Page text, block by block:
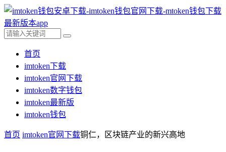
首页
imtoken下载
imtoken官网下载
imtoken数字钱包
imtoken最新版
imtoken钱包
首页 imtoken官网下载铜仁，区块链产业的新兴高地